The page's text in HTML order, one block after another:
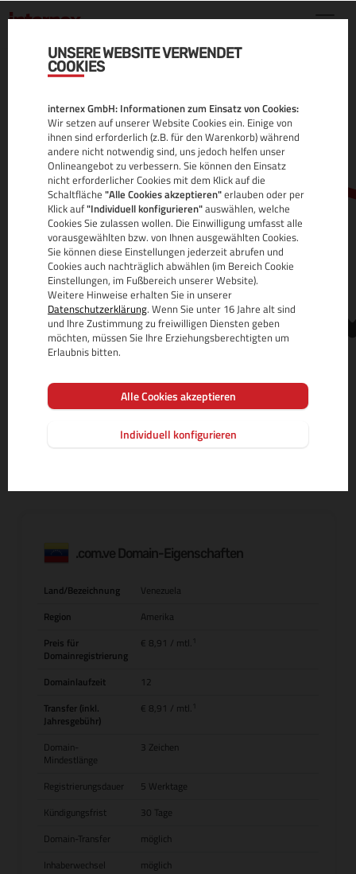
UNSERE WEBSITE VERWENDET
COOKIES
internex GmbH: Informationen zum Einsatz von Cookies:
Wir setzen auf unserer Website Cookies ein. Einige von
ihnen sind erforderlich (z.B. für den Warenkorb) während
andere nicht notwendig sind, uns jedoch helfen unser
Onlineangebot zu verbessern. Sie können den Einsatz
nicht erforderlicher Cookies mit dem Klick auf die
Schaltfläche "Alle Cookies akzeptieren"erlauben oder per
Klick auf"Individuell konfigurieren"auswählen, welche
Cookies Sie zulassen wollen. Die Einwilligung umfasst alle
vorausgewählten bzw. von Ihnen ausgewählten Cookies.
Sie können diese Einstellungen jederzeit abrufen und
Cookies auch nachträglich abwählen (im Bereich Cookie
Einstellungen, im Fußbereich unserer Website).
Weitere Hinweise erhalten Sie in unserer
Datenschutzerklärung. Wenn Sie unter 16 Jahre alt sind
und Ihre Zustimmung zu freiwilligen Diensten geben
möchten, müssen Sie Ihre Erziehungsberechtigten um
Erlaubnis bitten.
Alle Cookies akzeptieren
Individuell konfigurieren
.COM.VE DOMAIN
ALLE INFOS
MEHR INFOS ZUR DOMAIN-ENDUNG
.com.ve Domain-Eigenschaften
Land/Bezeichnung
Venezuela
Region
Amerika
Preis für
Domainregistrierung
€ 8,91 / mtl.
Domainlaufzeit
12
Transfer (inkl.
Jahresgebühr)
€ 8,91 / mtl.
Domain-
Mindestlänge
3 Zeichen
Registrierungsdauer
5 Werktage
Kündigungsfrist
30 Tage
Domain-Transfer
möglich
Inhaberwechsel
möglich